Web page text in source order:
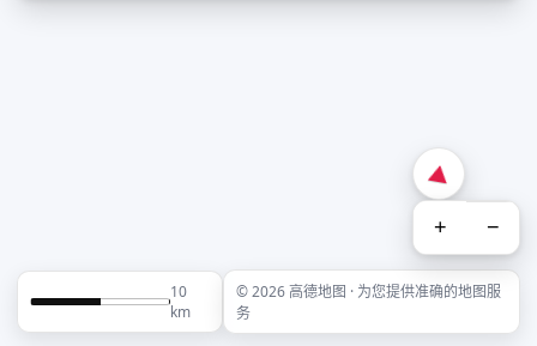
+ −
10
km
© 2026 高德地图 · 为您提供准确的地图服
务